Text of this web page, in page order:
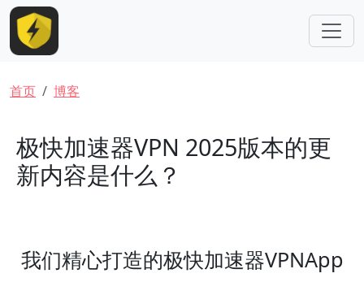
跳转到主要内容
面包屑
首页 博客
极快加速器VPN 2025版本的更
新内容是什么？
我们精心打造的极快加速器VPNApp